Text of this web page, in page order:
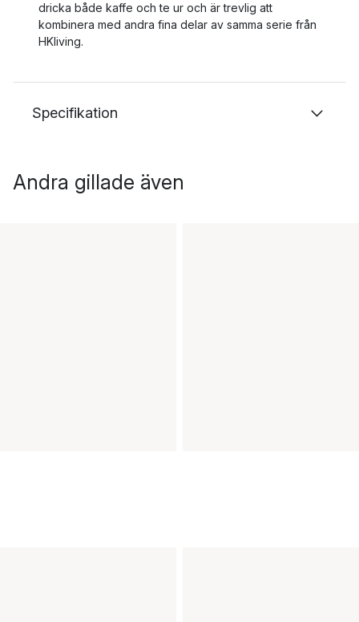
dricka både kaffe och te ur och är trevlig att
kombinera med andra fina delar av samma serie från
HKliving.
Specifikation
Andra gillade även